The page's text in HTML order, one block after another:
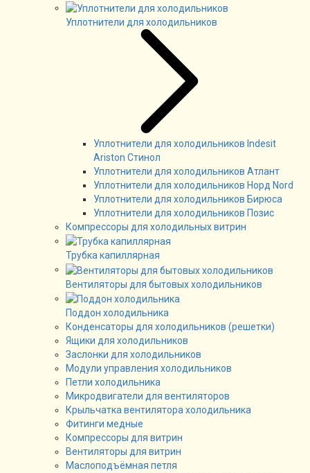
Уплотнители для холодильников
Уплотнители для холодильников Indesit
Ariston Стинол
Уплотнители для холодильников Атлант
Уплотнители для холодильников Норд Nord
Уплотнители для холодильников Бирюса
Уплотнители для холодильников Позис
Компрессоры для холодильных витрин
Трубка капиллярная
Вентиляторы для бытовых холодильников
Поддон холодильника
Конденсаторы для холодильников (решетки)
Ящики для холодильников
Заслонки для холодильников
Модули управления холодильников
Петли холодильника
Микродвигатели для вентиляторов
Крыльчатка вентилятора холодильника
Фитинги медные
Компрессоры для витрин
Вентиляторы для витрин
Маслоподъёмная петля